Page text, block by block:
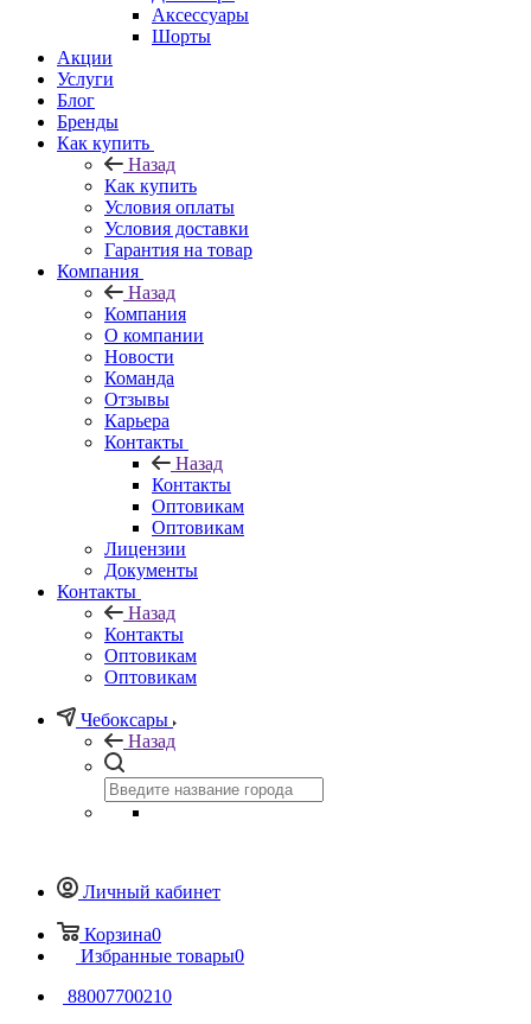
Аксессуары
Шорты
Акции
Услуги
Блог
Бренды
Как купить
Назад
Как купить
Условия оплаты
Условия доставки
Гарантия на товар
Компания
Назад
Компания
О компании
Новости
Команда
Отзывы
Карьера
Контакты
Назад
Контакты
Оптовикам
Оптовикам
Лицензии
Документы
Контакты
Назад
Контакты
Оптовикам
Оптовикам
Чебоксары
Назад
Личный кабинет
Корзина0
Избранные товары0
88007700210